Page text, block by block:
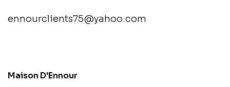
ennourclients75@yahoo.com
Maison D'Ennour